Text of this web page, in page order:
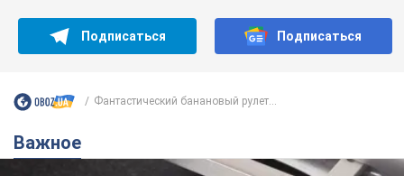
Подписаться Подписаться
Фантастический банановый рулет...
Важное